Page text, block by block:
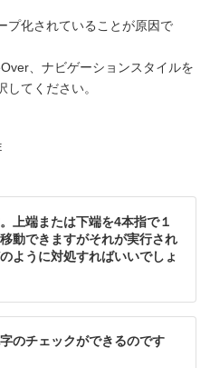
プ化されていることが原因で
、ナビゲーションスタイルを
てください。
上端または下端を4本指で１
動できますがそれが実行され
ように対処すればいいでしょ
のチェックができるのです